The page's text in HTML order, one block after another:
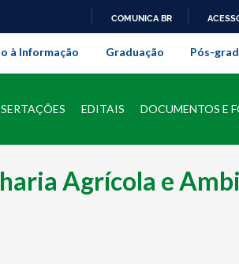
PARA
O
COMUNICA BR
Universidade
à Informação Graduação Pós-
EDITAIS DOCUMENTOS E
Agrícola e